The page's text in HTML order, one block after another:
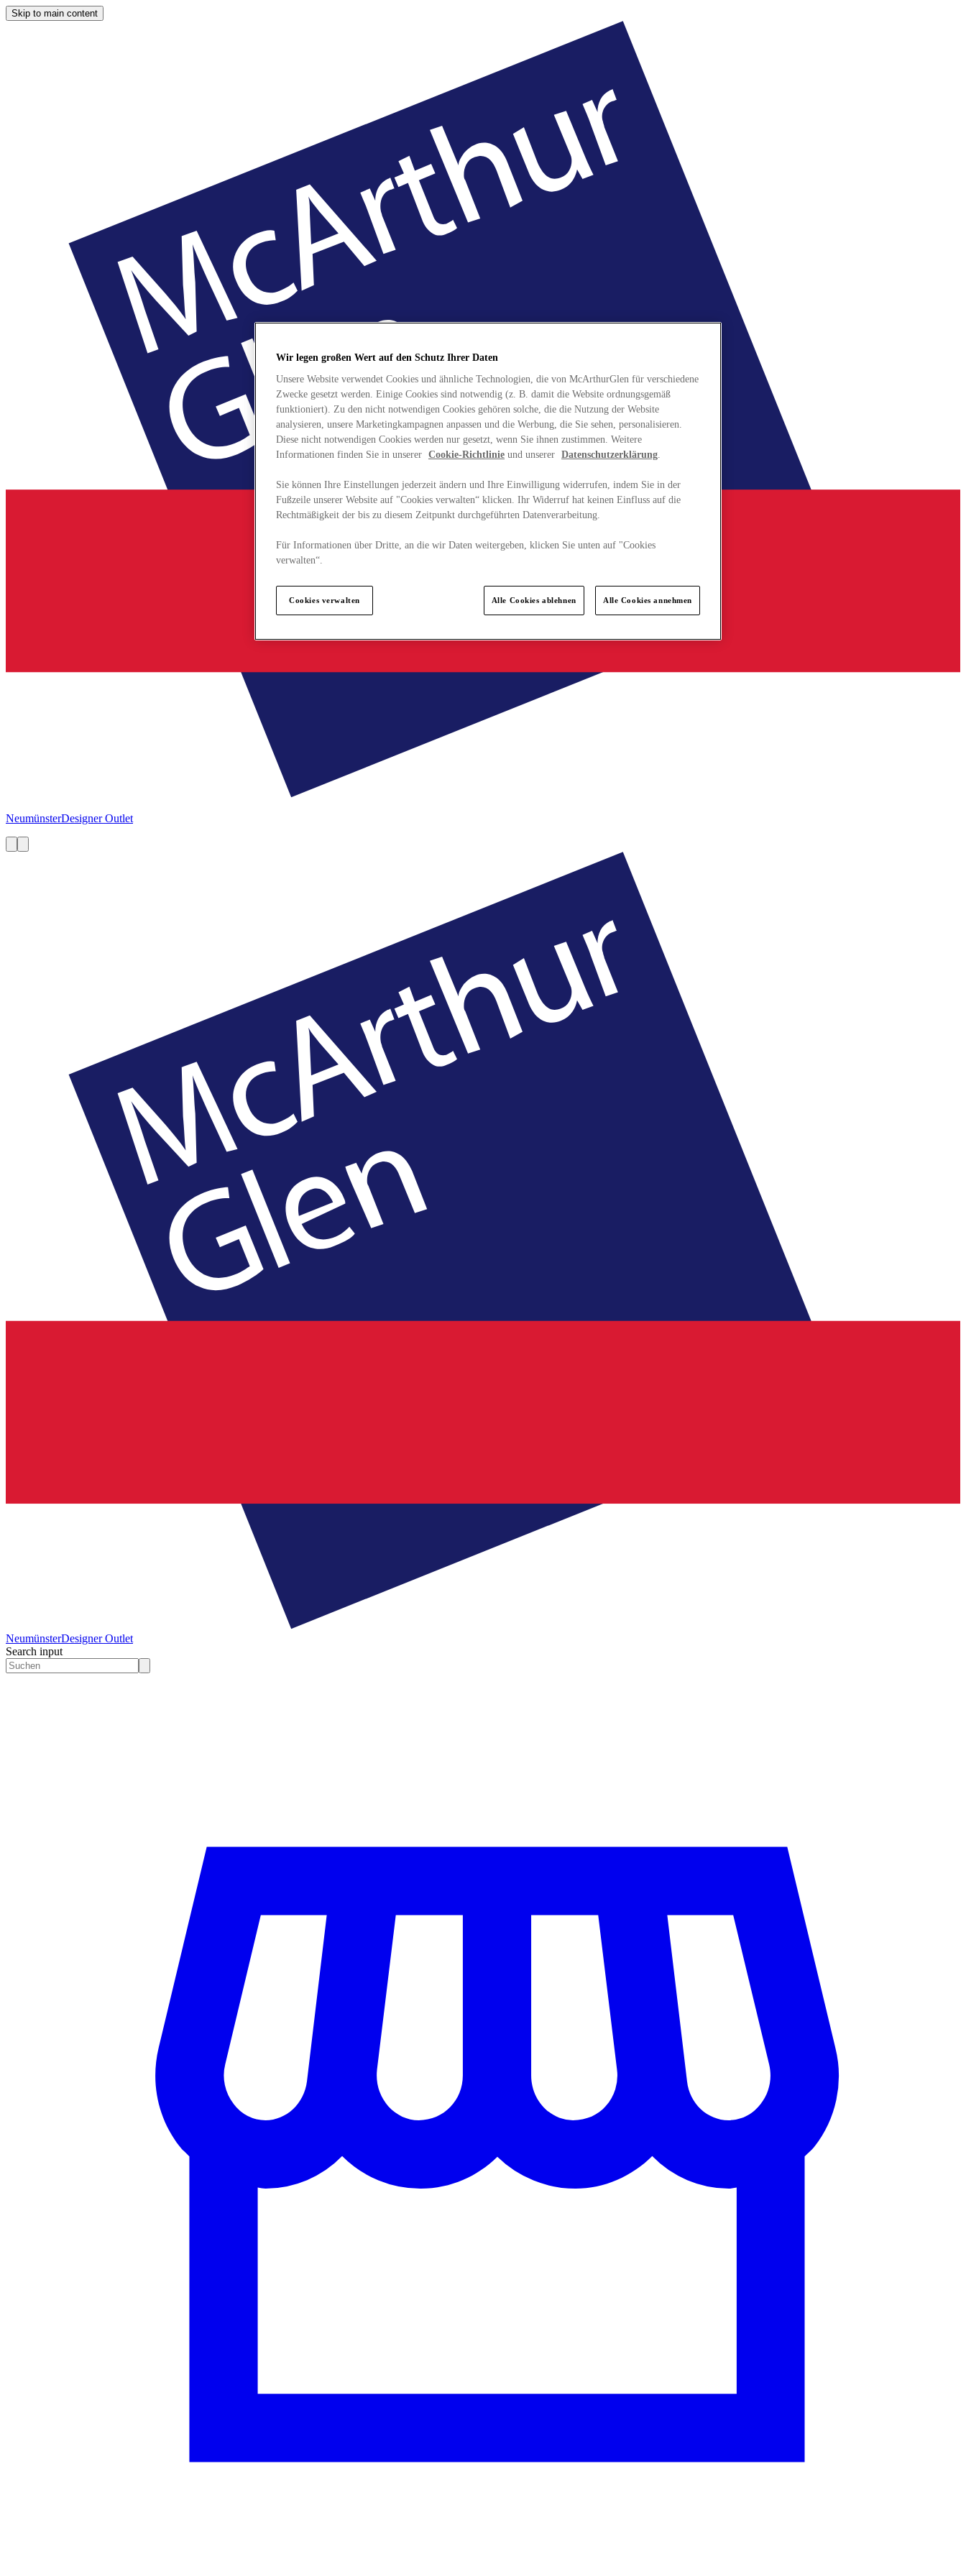
Skip to main content
NeumünsterDesigner Outlet
NeumünsterDesigner Outlet
Search input
Wir legen großen Wert auf den Schutz Ihrer Daten
Unsere Website verwendet Cookies und ähnliche Technologien, die von McArthurGlen für verschiedene
Zwecke gesetzt werden. Einige Cookies sind notwendig (z. B. damit die Website ordnungsgemäß
funktioniert). Zu den nicht notwendigen Cookies gehören solche, die die Nutzung der Website
analysieren, unsere Marketingkampagnen anpassen und die Werbung, die Sie sehen, personalisieren.
Diese nicht notwendigen Cookies werden nur gesetzt, wenn Sie ihnen zustimmen. Weitere
Informationen finden Sie in unserer Cookie-Richtlinie und unserer Datenschutzerklärung.
Sie können Ihre Einstellungen jederzeit ändern und Ihre Einwilligung widerrufen, indem Sie in der
Fußzeile unserer Website auf "Cookies verwalten“ klicken. Ihr Widerruf hat keinen Einfluss auf die
Rechtmäßigkeit der bis zu diesem Zeitpunkt durchgeführten Datenverarbeitung.
Für Informationen über Dritte, an die wir Daten weitergeben, klicken Sie unten auf "Cookies
verwalten“.
Cookies verwalten Alle Cookies ablehnen Alle Cookies annehmen